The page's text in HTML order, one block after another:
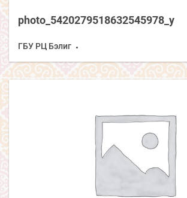
photo_5420279518632545978_y
ГБУ РЦ Бэлиг